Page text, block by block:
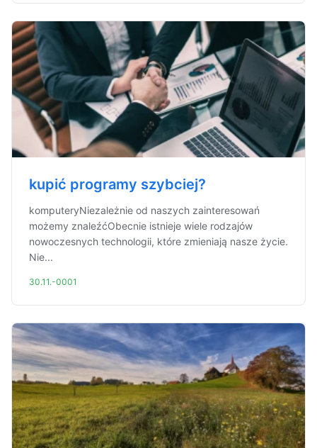
kupić programy szybciej?
komputeryNiezależnie od naszych zainteresowań
możemy znaleźćObecnie istnieje wiele rodzajów
nowoczesnych technologii, które zmieniają nasze życie.
Nie...
30.11.-0001